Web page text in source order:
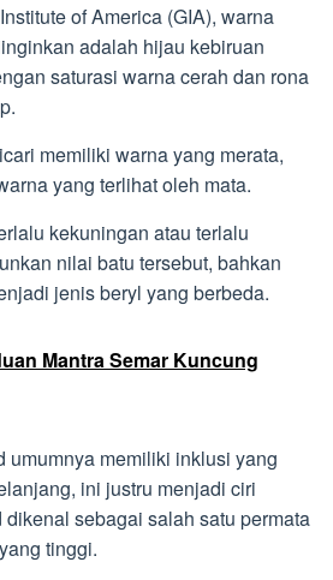
of America (GIA), warna
adalah hijau kebiruan
saturasi warna cerah dan rona
memiliki warna yang merata,
yang terlihat oleh mata.
kekuningan atau terlalu
nilai batu tersebut, bahkan
jenis beryl yang berbeda.
Mantra Semar Kuncung
umumnya memiliki inklusi yang
ini justru menjadi ciri
dikenal sebagai salah satu permata
tinggi.